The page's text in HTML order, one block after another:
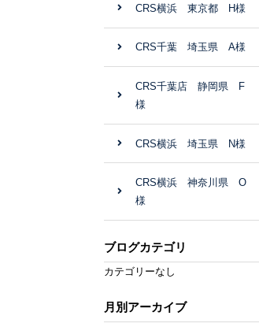
CRS横浜 東京都 H様
CRS千葉 埼玉県 A様
CRS千葉店 静岡県 F
様
CRS横浜 埼玉県 N様
CRS横浜 神奈川県 O
様
ブログカテゴリ
カテゴリーなし
月別アーカイブ